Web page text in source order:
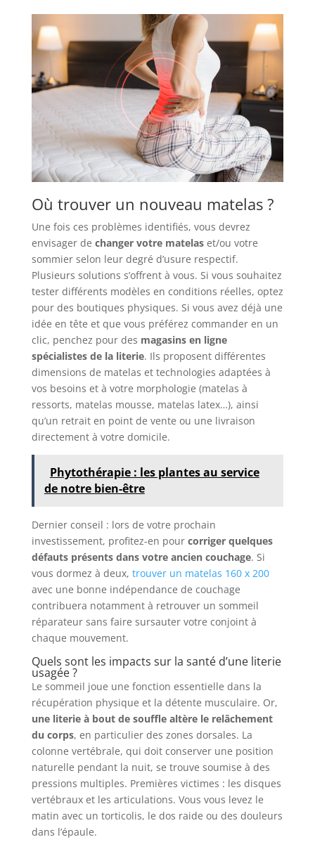
Où trouver un nouveau matelas ?
Une fois ces problèmes identifiés, vous devrez
envisager de changer votre matelaset/ou votre
sommier selon leur degré d’usure respectif.
Plusieurs solutions s’offrent à vous. Si vous souhaitez
tester différents modèles en conditions réelles, optez
pour des boutiques physiques. Si vous avez déjà une
idée en tête et que vous préférez commander en un
clic, penchez pour des magasins en ligne
spécialistes de la literie. Ils proposent différentes
dimensions de matelas et technologies adaptées à
vos besoins et à votre morphologie (matelas à
ressorts, matelas mousse, matelas latex…), ainsi
qu’un retrait en point de vente ou une livraison
directement à votre domicile.
Phytothérapie : les plantes au service
de notre bien-être
Dernier conseil : lors de votre prochain
investissement, profitez-en pour corriger quelques
défauts présents dans votre ancien couchage. Si
vous dormez à deux, trouver un matelas 160 x 200
avec une bonne indépendance de couchage
contribuera notamment à retrouver un sommeil
réparateur sans faire sursauter votre conjoint à
chaque mouvement.
Quels sont les impacts sur la santé d’une literie
usagée ?
Le sommeil joue une fonction essentielle dans la
récupération physique et la détente musculaire. Or,
une literie à bout de souffle altère le relâchement
du corps, en particulier des zones dorsales. La
colonne vertébrale, qui doit conserver une position
naturelle pendant la nuit, se trouve soumise à des
pressions multiples. Premières victimes : les disques
vertébraux et les articulations. Vous vous levez le
matin avec un torticolis, le dos raide ou des douleurs
dans l’épaule.